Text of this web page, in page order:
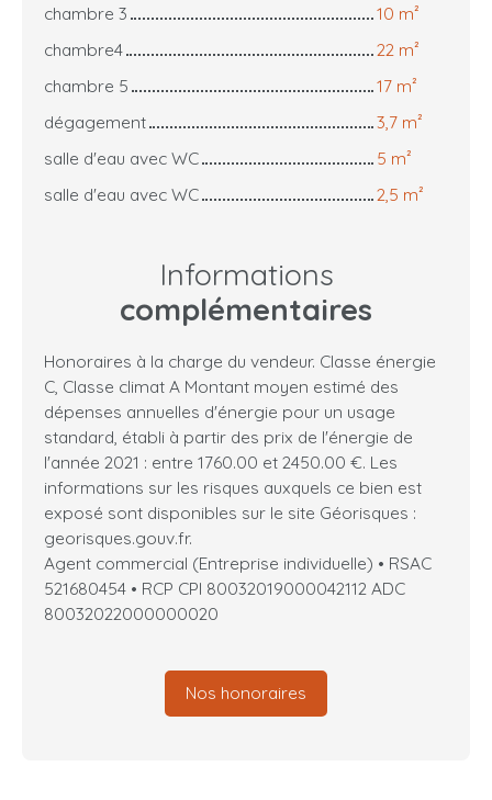
chambre 3
10 m²
chambre4
22 m²
chambre 5
17 m²
dégagement
3,7 m²
salle d'eau avec WC
5 m²
salle d'eau avec WC
2,5 m²
Informations
complémentaires
Honoraires à la charge du vendeur. Classe énergie
C, Classe climat A Montant moyen estimé des
dépenses annuelles d'énergie pour un usage
standard, établi à partir des prix de l'énergie de
l'année 2021 : entre 1760.00 et 2450.00 €. Les
informations sur les risques auxquels ce bien est
exposé sont disponibles sur le site Géorisques :
georisques.gouv.fr.
Agent commercial (Entreprise individuelle) • RSAC
521680454 • RCP CPI 80032019000042112 ADC
80032022000000020
Nos honoraires